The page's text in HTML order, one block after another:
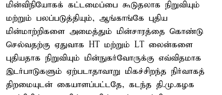
மின்விநியோகக் கட்டமைப்பை கூடுதலாக நிறுவியும்
மற்றும் பலப்படுத்தியும், ஆங்காங்கே புதிய
மின்மாற்றிகளை அமைத்தும் மின்சாரத்தை கொண்டு
செல்வதற்கு ஏதுவாக HT மற்றும் LT லைன்களை
புதியதாக நிறுவியும் மின்நுகர்வோருக்கு எவ்விதமாக
இடர்பாடுகளும் ஏற்படாதாவாறு மிகச்சிறந்த நிர்வாகத்
திறமையுடன் கையாளப்பட்டதே, கடந்த தி.மு.கழக